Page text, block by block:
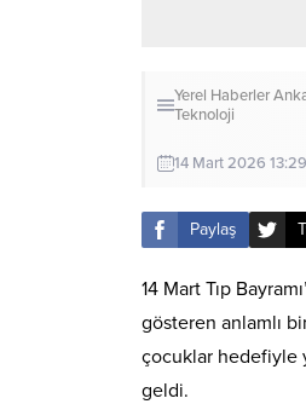
Yerel Haberler
Teknoloji
14 Mart 2026
Paylaş
14 Mart Tıp
gösteren anlamlı
çocuklar hedefiyle
geldi.